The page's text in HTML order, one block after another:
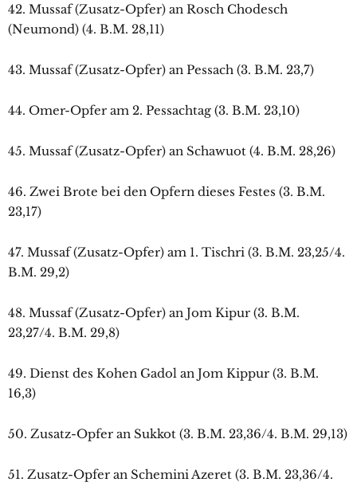
42. Mussaf (Zusatz-Opfer) an Rosch Chodesch
(Neumond) (4. B.M. 28,11)
43. Mussaf (Zusatz-Opfer) an Pessach (3. B.M. 23,7)
44. Omer-Opfer am 2. Pessachtag (3. B.M. 23,10)
45. Mussaf (Zusatz-Opfer) an Schawuot (4. B.M. 28,26)
46. Zwei Brote bei den Opfern dieses Festes (3. B.M.
23,17)
47. Mussaf (Zusatz-Opfer) am 1. Tischri (3. B.M. 23,25/4.
B.M. 29,2)
48. Mussaf (Zusatz-Opfer) an Jom Kipur (3. B.M.
23,27/4. B.M. 29,8)
49. Dienst des Kohen Gadol an Jom Kippur (3. B.M.
16,3)
50. Zusatz-Opfer an Sukkot (3. B.M. 23,36/4. B.M. 29,13)
51. Zusatz-Opfer an Schemini Azeret (3. B.M. 23,36/4.